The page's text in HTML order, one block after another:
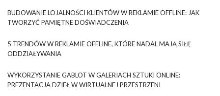
BUDOWANIE LOJALNOŚCI KLIENTÓW W REKLAMIE OFFLINE: JAK
TWORZYĆ PAMIĘTNE DOŚWIADCZENIA
5 TRENDÓW W REKLAMIE OFFLINE, KTÓRE NADAL MAJĄ SIŁĘ
ODDZIAŁYWANIA
WYKORZYSTANIE GABLOT W GALERIACH SZTUKI ONLINE:
PREZENTACJA DZIEŁ W WIRTUALNEJ PRZESTRZENI